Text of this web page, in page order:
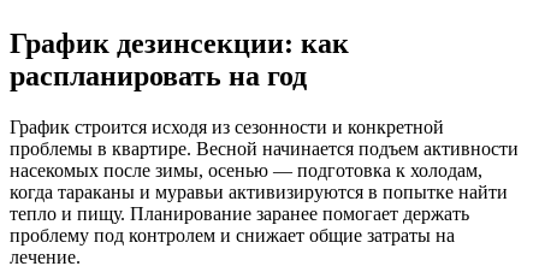
График дезинсекции: как
распланировать на год
График строится исходя из сезонности и конкретной
проблемы в квартире. Весной начинается подъем активности
насекомых после зимы, осенью — подготовка к холодам,
когда тараканы и муравьи активизируются в попытке найти
тепло и пищу. Планирование заранее помогает держать
проблему под контролем и снижает общие затраты на
лечение.